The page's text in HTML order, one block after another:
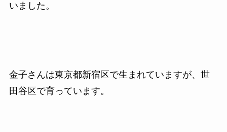
いました。
金子さんは東京都新宿区で生まれていますが、世
田谷区で育っています。